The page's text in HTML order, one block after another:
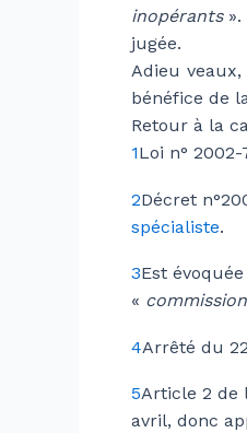
inopérants ».
jugée.
Adieu
bénéfice de
Retour à la
1Loi n°
2Décret
spécialiste.
3Est
«
4Arrêté du
5Article 2 de
avril, donc